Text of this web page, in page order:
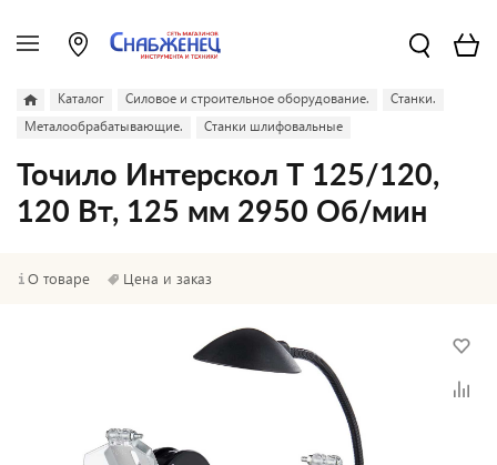
Каталог Силовое и строительное оборудование.
Станки.
Металообрабатывающие.
Станки шлифовальные
Точило Интерскол Т 125/120,
120 Вт, 125 мм 2950 Об/мин
О товаре Цена и заказ